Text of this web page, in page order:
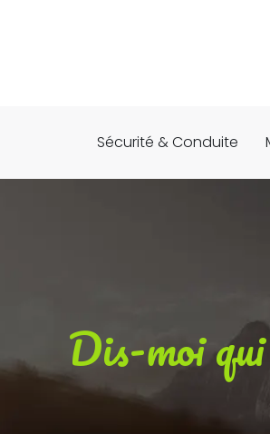
Sécurité & Conduite
Dis-moi